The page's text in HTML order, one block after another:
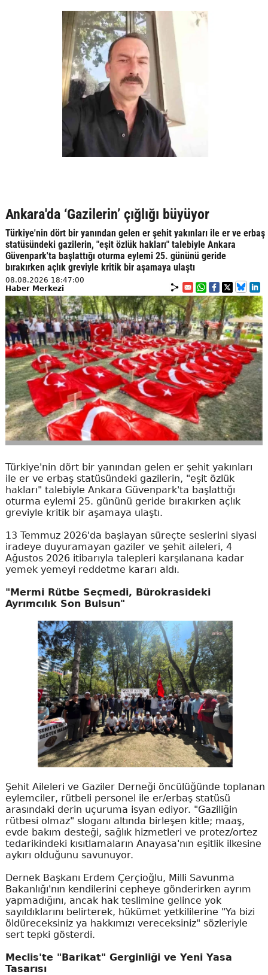
Ankara'da ‘Gazilerin’ çığlığı büyüyor
Türkiye'nin dört bir yanından gelen er şehit yakınları ile er ve erbaş
statüsündeki gazilerin, "eşit özlük hakları" talebiyle Ankara
Güvenpark'ta başlattığı oturma eylemi 25. gününü geride
bırakırken açlık greviyle kritik bir aşamaya ulaştı
08.08.2026 18:47:00
Haber Merkezi
Türkiye'nin dört bir yanından gelen er şehit yakınları
ile er ve erbaş statüsündeki gazilerin, "eşit özlük
hakları" talebiyle Ankara Güvenpark'ta başlattığı
oturma eylemi 25. gününü geride bırakırken açlık
greviyle kritik bir aşamaya ulaştı.
13 Temmuz 2026'da başlayan süreçte seslerini siyasi
iradeye duyuramayan gaziler ve şehit aileleri, 4
Ağustos 2026 itibarıyla talepleri karşılanana kadar
yemek yemeyi reddetme kararı aldı.
"Mermi Rütbe Seçmedi, Bürokrasideki
Ayrımcılık Son Bulsun"
Şehit Aileleri ve Gaziler Derneği öncülüğünde toplanan
eylemciler, rütbeli personel ile er/erbaş statüsü
arasındaki derin uçuruma isyan ediyor. "Gaziliğin
rütbesi olmaz" sloganı altında birleşen kitle; maaş,
evde bakım desteği, sağlık hizmetleri ve protez/ortez
tedarikindeki kısıtlamaların Anayasa'nın eşitlik ilkesine
aykırı olduğunu savunuyor.
Dernek Başkanı Erdem Çerçioğlu, Milli Savunma
Bakanlığı'nın kendilerini cepheye gönderirken ayrım
yapmadığını, ancak hak teslimine gelince yok
sayıldıklarını belirterek, hükümet yetkililerine "Ya bizi
öldüreceksiniz ya hakkımızı vereceksiniz" sözleriyle
sert tepki gösterdi.
Meclis'te "Barikat" Gerginliği ve Yeni Yasa
Tasarısı